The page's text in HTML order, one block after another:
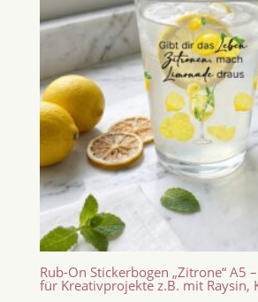
Rub-On Stickerbogen „Zitrone“ A5
für Kreativprojekte z.B. mit Raysin,